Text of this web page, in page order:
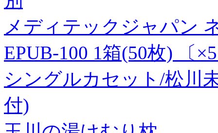
メディテックジャパン
EPUB-100 1箱(50枚) 〔
シングルカセット/松川
付)